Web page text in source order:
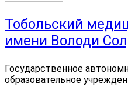
Тобольский
имени Володи
Государственное
образовательное